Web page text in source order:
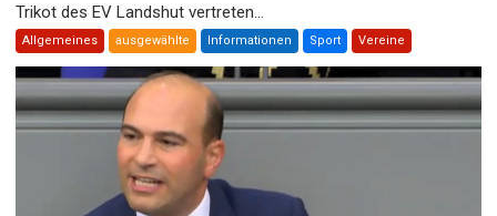
Trikot des EV Landshut vertreten...
Allgemeines ausgewählte Informationen Sport Vereine